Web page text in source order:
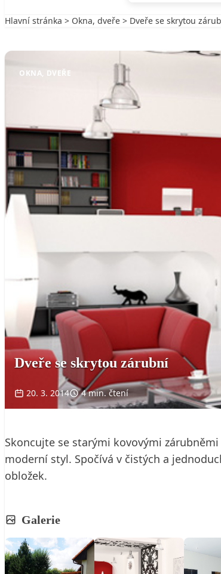
Hlavní stránka > Okna, dveře > Dveře se skrytou
OKNA, DVEŘE
Dveře se skrytou zárubní
20. 3. 2014 4 min. čtení
Skoncujte se starými kovovými
moderní styl. Spočívá v čistých a
obložek.
Galerie